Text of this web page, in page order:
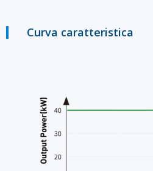
Curva caratteristica